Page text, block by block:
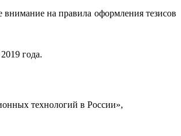
на правила оформления тезисов
года.
технологий в России»,